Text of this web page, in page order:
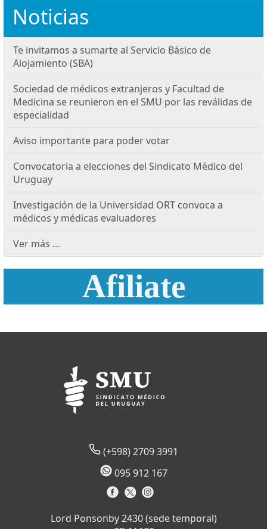
Noticias
Te invitamos a sumarte al Servicio Básico de
Alojamiento (SBA)
Sociedad de médicos extranjeros y Facultad de
Medicina se reunieron en el SMU por las reválidas de
especialidad
Aviso importante para poder votar
Convocatoria a elecciones del Sindicato Médico del
Uruguay
Investigación de la Universidad ORT convoca a
médicos y médicas evaluadores
Ver más …
Afiliate
(+598) 2709 3991
095 912 167
Lord Ponsonby 2430 (sede temporal)